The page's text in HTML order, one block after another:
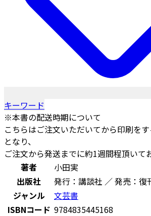
キーワード
※本書の配送時期について
こちらはご注文いただいてから印刷を
となり、
ご注文から発送までに約1週間程頂いて
著者
小田実
出版社
発行：講談社 ／ 発売：復
ジャンル
文芸書
ISBNコード 9784835445168